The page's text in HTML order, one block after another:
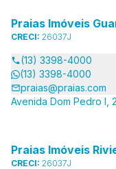
Praias Imóveis
CRECI: 26037J
(13) 3398-4000
(13) 3398-4000
praias@praias.com
Avenida Dom Pedro I,
Praias Imóveis
CRECI: 26037J